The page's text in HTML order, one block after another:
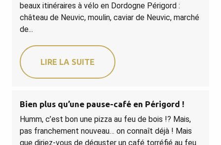
beaux itinéraires à vélo en Dordogne Périgord :
château de Neuvic, moulin, caviar de Neuvic, marché
de...
LIRE LA SUITE
Bien plus qu’une pause-café en Périgord !
Humm, c’est bon une pizza au feu de bois !? Mais,
pas franchement nouveau… on connaît déjà ! Mais
que diriez-vous de déguster un café torréfié au feu